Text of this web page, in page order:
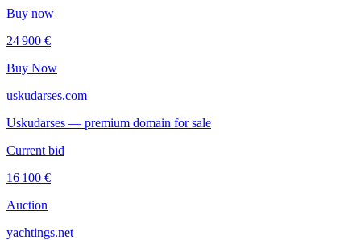
Buy now
24 900 €
Buy Now
uskudarses.com
Uskudarses — premium domain for sale
Current bid
16 100 €
Auction
yachtings.net